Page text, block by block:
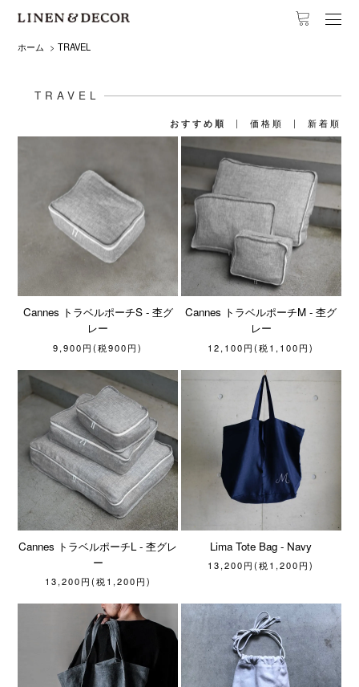
ホーム >TRAVEL
TRAVEL
おすすめ順 | 価格順 | 新着順
Cannes トラベルポーチS - 杢グ
レー
9,900円(税900円)
Cannes トラベルポーチM - 杢グ
レー
12,100円(税1,100円)
Cannes トラベルポーチL - 杢グレ
ー
13,200円(税1,200円)
Lima Tote Bag - Navy
13,200円(税1,200円)